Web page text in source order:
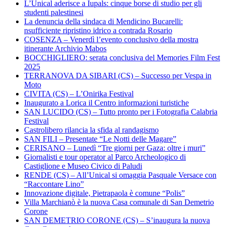
L’Unical aderisce a Iupals: cinque borse di studio per gli
studenti palestinesi
La denuncia della sindaca di Mendicino Bucarelli:
nsufficiente ripristino idrico a contrada Rosario
COSENZA – Venerdì l’evento conclusivo della mostra
itinerante Archivio Mabos
BOCCHIGLIERO: serata conclusiva del Memories Film Fest
2025
TERRANOVA DA SIBARI (CS) – Successo per Vespa in
Moto
CIVITA (CS) – L’Onirika Festival
Inaugurato a Lorica il Centro informazioni turistiche
SAN LUCIDO (CS) – Tutto pronto per i Fotografia Calabria
Festival
Castrolibero rilancia la sfida al randagismo
SAN FILI – Presentate “Le Notti delle Magare”
CERISANO – Lunedì “Tre giorni per Gaza: oltre i muri”
Giornalisti e tour operator al Parco Archeologico di
Castiglione e Museo Civico di Paludi
RENDE (CS) – All’Unical si omaggia Pasquale Versace con
“Raccontare Lino”
Innovazione digitale, Pietrapaola è comune “Polis”
Villa Marchianò è la nuova Casa comunale di San Demetrio
Corone
SAN DEMETRIO CORONE (CS) – S’inaugura la nuova